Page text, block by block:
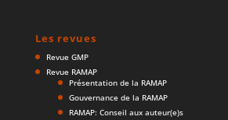
Les revues
Revue GMP
Revue RAMAP
Présentation de la RAMAP
Gouvernance de la RAMAP
RAMAP: Conseil aux auteur(e)s